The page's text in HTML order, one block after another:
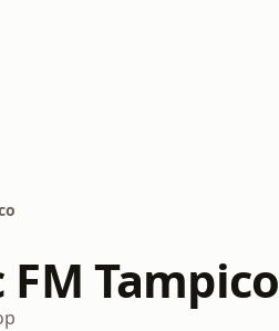
FM Tampico